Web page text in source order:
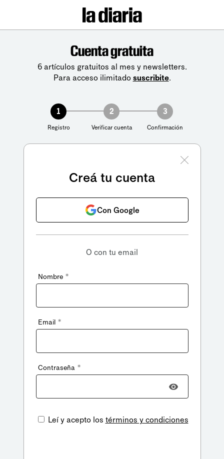
Cuenta gratuita
6 artículos gratuitos al mes y newsletters.
Para acceso ilimitado suscribite.
1
Registro
2
Verificar cuenta
3
Confirmación
Creá tu cuenta
Con Google
O con tu email
Nombre *
Email *
Contraseña *
Leí y acepto los términos y condiciones